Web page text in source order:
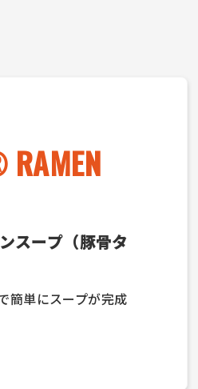
スープ（豚骨タ
簡単にスープが完成